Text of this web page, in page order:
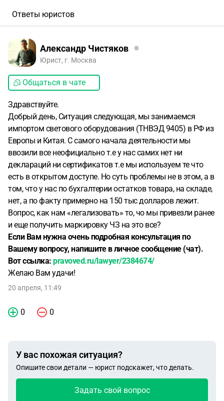
Ответы юристов
Александр Чистяков
Юрист, г. Москва
Общаться в чате
Здравствуйте.
Добрый день, Ситуация следующая, мы занимаемся
импортом светового оборудования (ТНВЭД 9405) в РФ из
Европы и Китая. С самого начала деятельности мы
ввозили все неофициально т.е у нас самих нет ни
деклараций ни сертификатов т.е мы используем те что
есть в открытом доступе. Но суть проблемы не в этом, а в
том, что у нас по бухгалтерии остатков товара, на складе,
нет, а по факту примерно на 150 тыс долларов лежит.
Вопрос, как нам «легализовать» то, чо мы привезли ранее
и еще получить маркировку ЧЗ на это все?
Если Вам нужна очень подробная консультация по
Вашему вопросу, напишите в личное сообщение (чат).
Вот ссылка: pravoved.ru/lawyer/2384674/
Желаю Вам удачи!
20 апреля, 11:49
0 0
У вас похожая ситуация?
Опишите свои детали — юрист подскажет, что делать.
Задать свой вопрос